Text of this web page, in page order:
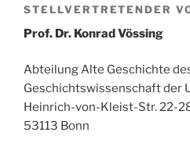
STELLVERTRETENDER
Prof. Dr. Konrad Vössing
Abteilung Alte Geschichte
Geschichtswissenschaft der
Heinrich-von-Kleist-Str. 22-
53113 Bonn